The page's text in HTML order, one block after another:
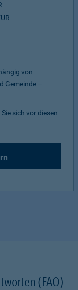
von
Gemeinde –
Sie sich vor diesen
(FAQ)